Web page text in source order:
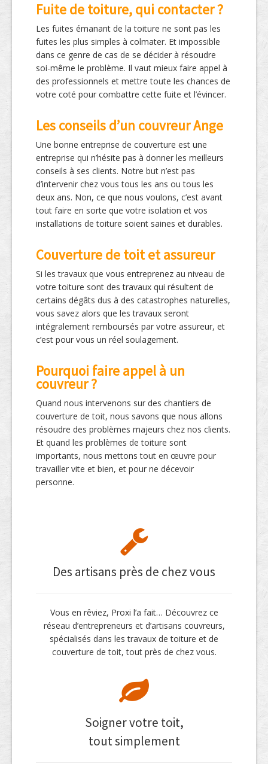
Fuite de toiture, qui contacter ?
Les fuites émanant de la toiture ne sont pas les
fuites les plus simples à colmater. Et impossible
dans ce genre de cas de se décider à résoudre
soi-même le problème. Il vaut mieux faire appel à
des professionnels et mettre toute les chances de
votre coté pour combattre cette fuite et l’évincer.
Les conseils d’un couvreur Ange
Une bonne entreprise de couverture est une
entreprise qui n’hésite pas à donner les meilleurs
conseils à ses clients. Notre but n’est pas
d’intervenir chez vous tous les ans ou tous les
deux ans. Non, ce que nous voulons, c’est avant
tout faire en sorte que votre isolation et vos
installations de toiture soient saines et durables.
Couverture de toit et assureur
Si les travaux que vous entreprenez au niveau de
votre toiture sont des travaux qui résultent de
certains dégâts dus à des catastrophes naturelles,
vous savez alors que les travaux seront
intégralement remboursés par votre assureur, et
c’est pour vous un réel soulagement.
Pourquoi faire appel à un
couvreur ?
Quand nous intervenons sur des chantiers de
couverture de toit, nous savons que nous allons
résoudre des problèmes majeurs chez nos clients.
Et quand les problèmes de toiture sont
importants, nous mettons tout en œuvre pour
travailler vite et bien, et pour ne décevoir
personne.
Des artisans près de chez vous
Vous en rêviez, Proxi l’a fait… Découvrez ce
réseau d’entrepreneurs et d’artisans couvreurs,
spécialisés dans les travaux de toiture et de
couverture de toit, tout près de chez vous.
Soigner votre toit,
tout simplement